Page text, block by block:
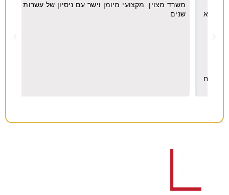
משרד מצוין. מקצועי מיומן וישר עם ניסיון של עשרות